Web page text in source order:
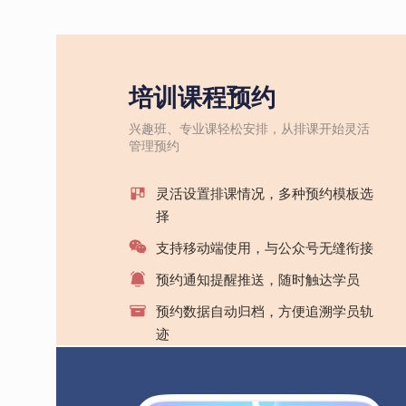
培训课程预约
兴趣班、专业课轻松安排，从排课开始灵活
管理预约
灵活设置排课情况，多种预约模板选
择
支持移动端使用，与公众号无缝衔接
预约通知提醒推送，随时触达学员
预约数据自动归档，方便追溯学员轨
迹